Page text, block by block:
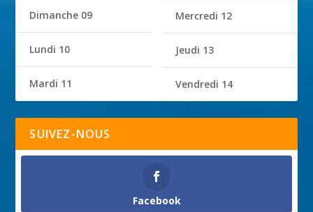
Dimanche 09
Lundi 10
Mardi 11
Mercredi 12
Jeudi 13
Vendredi 14
SUIVEZ-NOUS
Facebook